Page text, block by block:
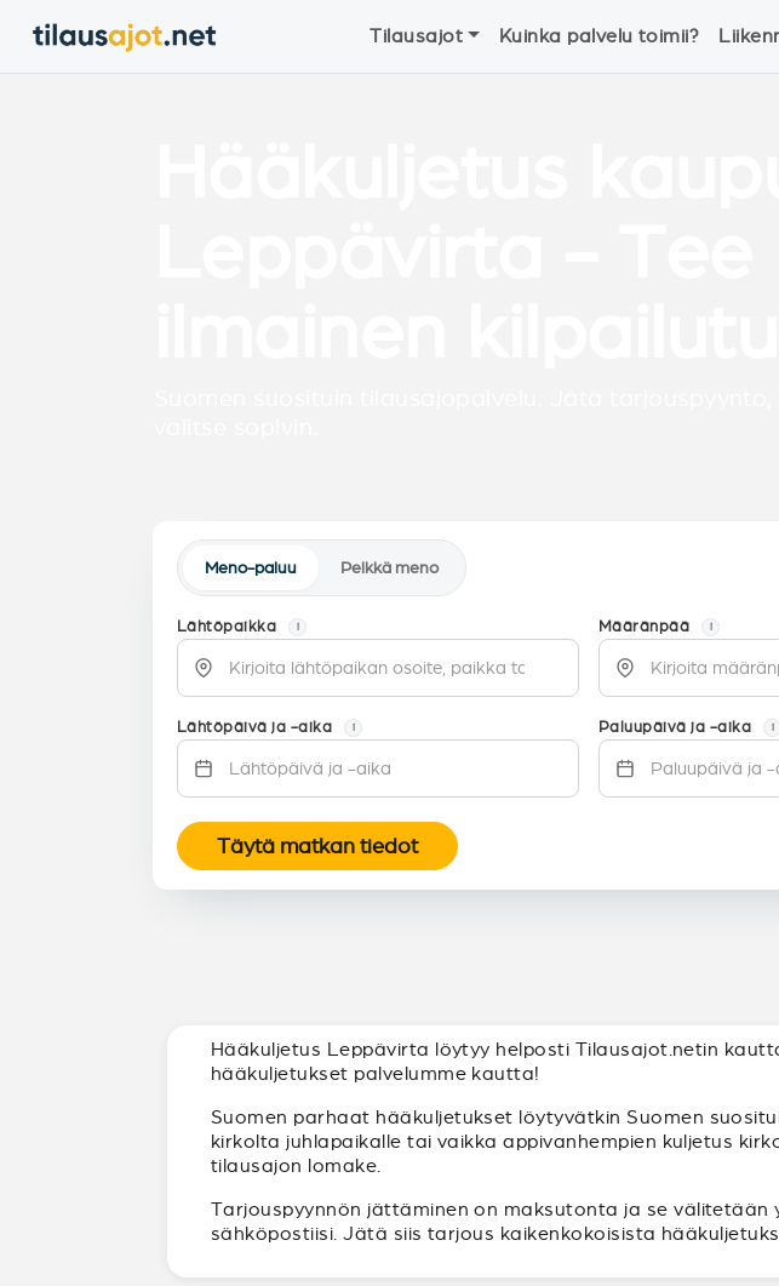
Tilausajot Kuinka palvelu toimii?
Meno-paluu Pelkkä meno
Lähtöpaikka i Määränpää i
Lähtöpäivä ja -aika i Paluupäivä ja -aika i
Täytä matkan tiedot
Hääkuljetus Leppävirta löytyy helposti Tilausajot.netin
hääkuljetukset palvelumme kautta!
Suomen parhaat hääkuljetukset löytyvätkin Suomen
kirkolta juhlapaikalle tai vaikka appivanhempien kuljetus
tilausajon lomake.
Tarjouspyynnön jättäminen on maksutonta ja se
sähköpostiisi. Jätä siis tarjous kaikenkokoisista